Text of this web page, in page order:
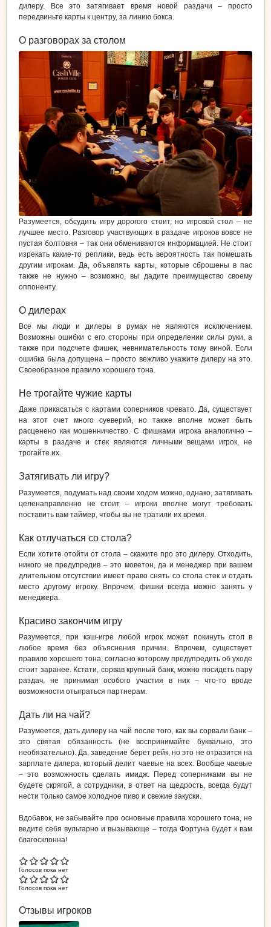
дилеру. Все это затягивает время новой раздачи – просто
передвиньте карты к центру, за линию бокса.
О разговорах за столом
Разумеется, обсудить игру дорогого стоит, но игровой стол – не
лучшее место. Разговор участвующих в раздаче игроков вовсе не
пустая болтовня – так они обмениваются информацией. Не стоит
изрекать какие-то реплики, ведь есть вероятность так помешать
другим игрокам. Да, объявлять карты, которые сброшены в пас
также не нужно – возможно, вы дадите преимущество своему
оппоненту.
О дилерах
Все мы люди и дилеры в румах не являются исключением.
Возможны ошибки с его стороны при определении силы руки, а
также при подсчете фишек, невнимательность тому виной. Если
ошибка была допущена – просто вежливо укажите дилеру на это.
Своеобразное правило хорошего тона.
Не трогайте чужие карты
Даже прикасаться с картами соперников чревато. Да, существует
на этот счет много суеверий, но также вполне может быть
расценено как мошенничество. С фишками игрока аналогично –
карты в раздаче и стек являются личными вещами игрок, не
трогайте их.
Затягивать ли игру?
Разумеется, подумать над своим ходом можно, однако, затягивать
целенаправленно не стоит – игроки вполне могут требовать
поставить вам таймер, чтобы вы не тратили их время.
Как отлучаться со стола?
Если хотите отойти от стола – скажите про это дилеру. Отходить,
никого не предупредив – это моветон, да и менеджер при вашем
длительном отсутствии имеет право снять со стола стек и отдать
место другому игроку. Впрочем, фишки всегда можно занять у
менеджера.
Красиво закончим игру
Разумеется, при кэш-игре любой игрок может покинуть стол в
любое время без объяснения причин. Впрочем, существует
правило хорошего тона, согласно которому предупредить об уходе
стоит заранее. Кстати, сорвав крупный банк, можно посидеть пару
раздач, не принимая особого участия в них – что-то вроде
возможности отыграться партнерам.
Дать ли на чай?
Разумеется, дать дилеру на чай после того, как вы сорвали банк –
это святая обязанность (не воспринимайте буквально, это
необязательно). Да, заведение берет рейк, но это не отразится на
зарплате дилера, который делит чаевые на всех. Вообще чаевые
– это возможность сделать имидж. Перед соперниками вы не
будете скрягой, а сотрудники, в ответ на щедрость, всегда будут
нести только самое холодное пиво и свежие закуски.
Вдобавок, не забывайте про основные правила хорошего тона, не
ведите себя вульгарно и вызывающе – тогда Фортуна будет к вам
благосклонна!
Голосов пока нет
Голосов пока нет
Отзывы игроков